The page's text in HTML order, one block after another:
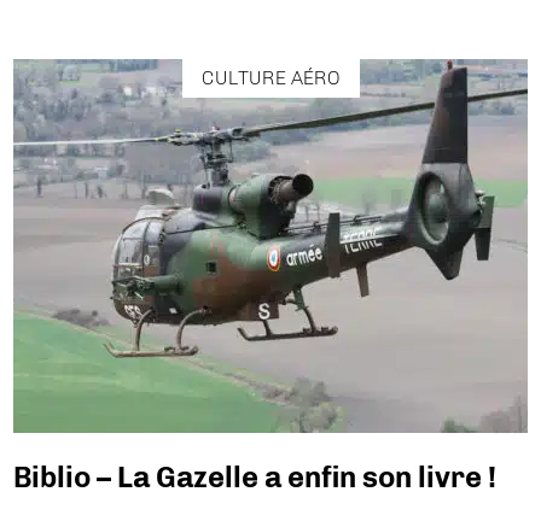
CULTURE AÉRO
Biblio – La Gazelle a enfin son livre !